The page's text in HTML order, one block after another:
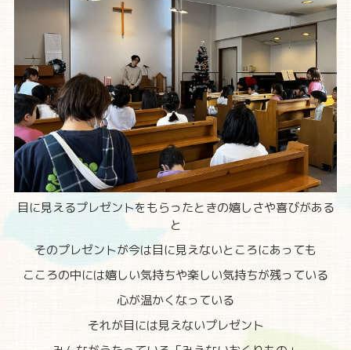
目に見えるプレゼントをもらったときの嬉しさや喜びがある
と
そのプレゼントが今は目に見えないところにあっても
こころの中には嬉しい気持ちや楽しい気持ちが残っている
心が温かくなっている
それが目には見えないプレゼント